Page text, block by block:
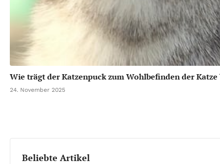
Wie trägt der Katzenpuck zum Wohlbefinden der Katze
24. November 2025
Beliebte Artikel